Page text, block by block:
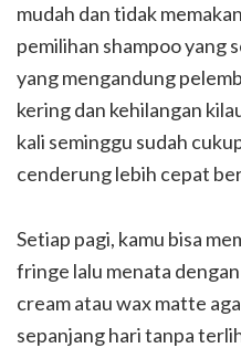
mudah dan tidak
pemilihan shampoo yang
yang mengandung
kering dan kehilangan
kali seminggu sudah
cenderung lebih cepat
Setiap pagi, kamu bisa
fringe lalu menata
cream atau wax matte
sepanjang hari tanpa